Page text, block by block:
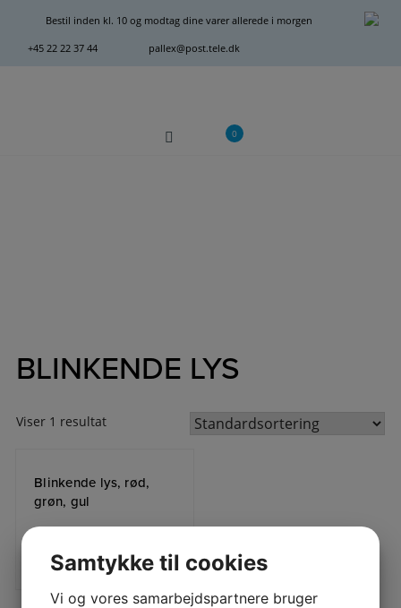
indholdet
Bestil inden kl. 10 og modtag dine varer allerede i morgen
+45 22 22 37 44 pallex@post.tele.dk
0
BLINKENDE LYS
Viser 1 resultat
Blinkende lys, rød,
grøn, gul
18,00DKK LÆS MERE
Samtykke til cookies
Vi og vores samarbejdspartnere bruger